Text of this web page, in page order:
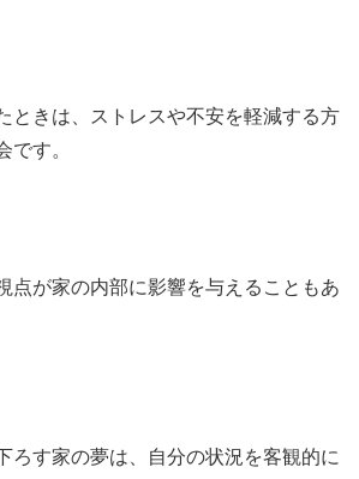
ときは、ストレスや不安を軽減する方
です。
点が家の内部に影響を与えることもあ
ろす家の夢は、自分の状況を客観的に